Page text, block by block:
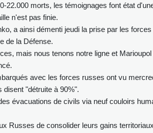
22.000 morts, les témoignages font état
n'est pas finie.
a ainsi démenti jeudi la prise par les
de la Défense.
mais nous tenons notre ligne et
avec les forces russes ont vu
disent "détruite à 90%".
évacuations de civils via neuf couloirs
Russes de consolider leurs gains